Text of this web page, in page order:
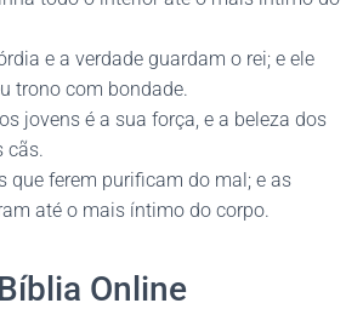
e a verdade guardam o rei; e ele
trono com bondade.
jovens é a sua força, e a beleza dos
cãs.
que ferem purificam do mal; e as
até o mais íntimo do corpo.
Bíblia Online